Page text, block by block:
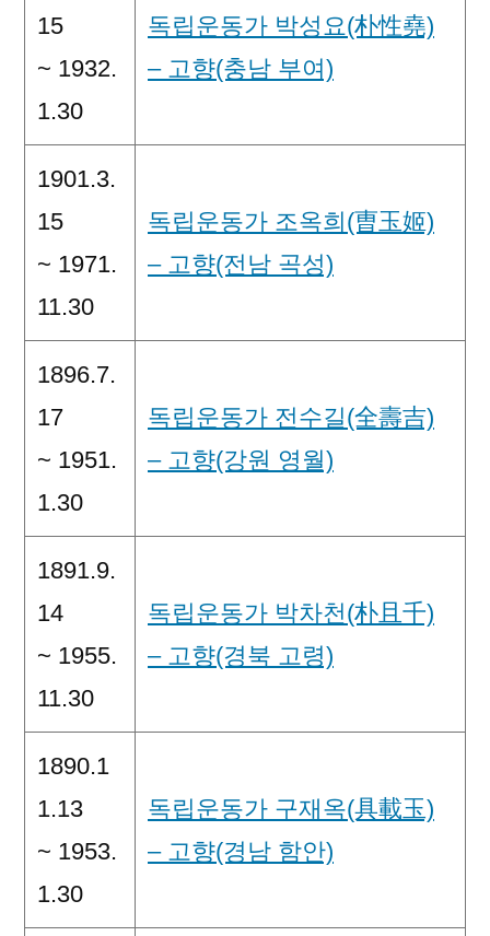
15
~ 1932.
1.30
독립운동가 박성요(朴性堯)
– 고향(충남 부여)
1901.3.
15
~ 1971.
11.30
독립운동가 조옥희(曺玉姬)
– 고향(전남 곡성)
1896.7.
17
~ 1951.
1.30
독립운동가 전수길(全壽吉)
– 고향(강원 영월)
1891.9.
14
~ 1955.
11.30
독립운동가 박차천(朴且千)
– 고향(경북 고령)
1890.1
1.13
~ 1953.
1.30
독립운동가 구재옥(具載玉)
– 고향(경남 함안)